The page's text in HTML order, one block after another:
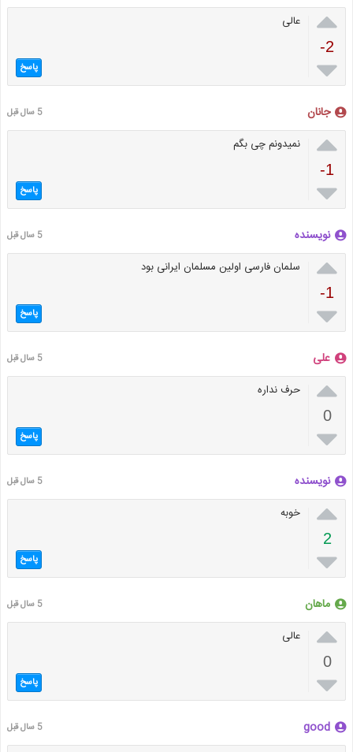

-2

عالی
پاسخ
جانان 5 سال قبل

-1

نمیدونم چی بگم
پاسخ
نویسنده 5 سال قبل

-1

سلمان فارسی اولین مسلمان ایرانی بود
پاسخ
علی 5 سال قبل

0

حرف نداره
پاسخ
نویسنده 5 سال قبل

2

خوبه
پاسخ
ماهان 5 سال قبل

0

عالی
پاسخ
good 5 سال قبل